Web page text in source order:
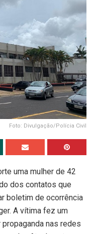
Foto: Divulgação/Polícia Civil
uma mulher de 42
dos contatos que
boletim de ocorrência
A vítima fez um
nas redes